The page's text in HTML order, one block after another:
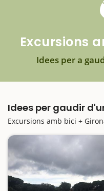
Excursions
Idees per a
Idees per gaudir
Excursions amb bici +